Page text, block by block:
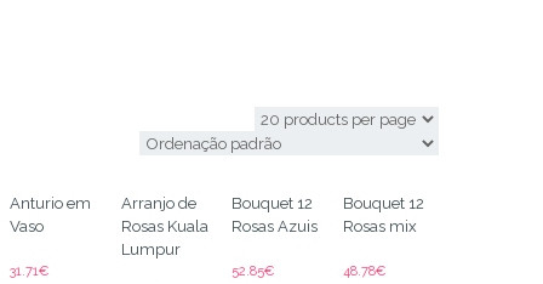
Anturio em
Vaso
31.71€
Arranjo de
Rosas Kuala
Lumpur
Bouquet 12
Rosas Azuis
52.85€
Bouquet 12
Rosas mix
48.78€